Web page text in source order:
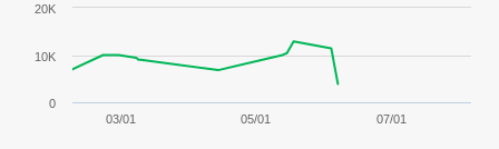
03/01 05/01 07/01
0
10K
20K